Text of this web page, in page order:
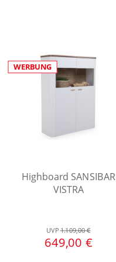
WERBUNG
Highboard SANSIBAR
VISTRA
UVP1.109,00 €
649,00 €